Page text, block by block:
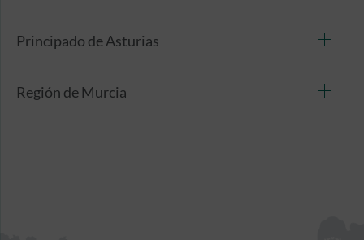
Principado de Asturias
Región de Murcia